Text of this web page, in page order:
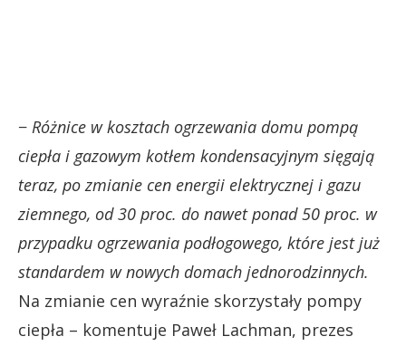
− Różnice w kosztach ogrzewania domu pompą
ciepła i gazowym kotłem kondensacyjnym sięgają
teraz, po zmianie cen energii elektrycznej i gazu
ziemnego, od 30 proc. do nawet ponad 50 proc. w
przypadku ogrzewania podłogowego, które jest już
standardem w nowych domach jednorodzinnych.
Na zmianie cen wyraźnie skorzystały pompy
ciepła – komentuje Paweł Lachman, prezes